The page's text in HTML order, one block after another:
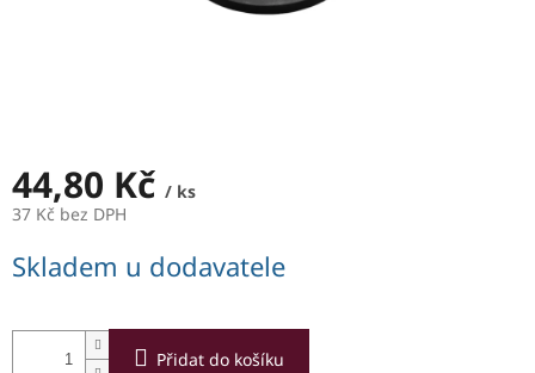
44,80 Kč / ks
37 Kč bez DPH
cena:
Skladem u dodavatele
Přidat do košíku